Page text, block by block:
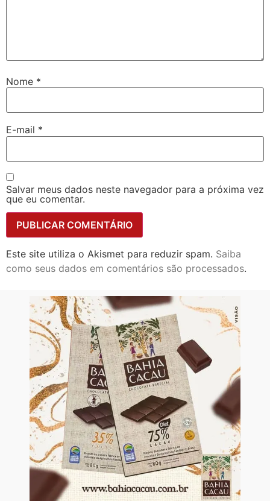
Nome *
E-mail *
Salvar meus dados neste navegador para a próxima vez
que eu comentar.
Este site utiliza o Akismet para reduzir spam. Saiba
como seus dados em comentários são processados.